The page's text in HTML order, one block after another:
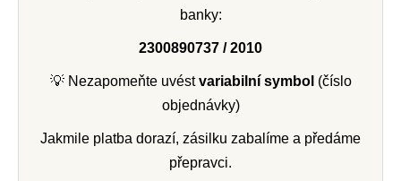
banky:
2300890737 / 2010
💡 Nezapomeňte uvéstvariabilní symbol (číslo
objednávky)
Jakmile platba dorazí, zásilku zabalíme a předáme
přepravci.